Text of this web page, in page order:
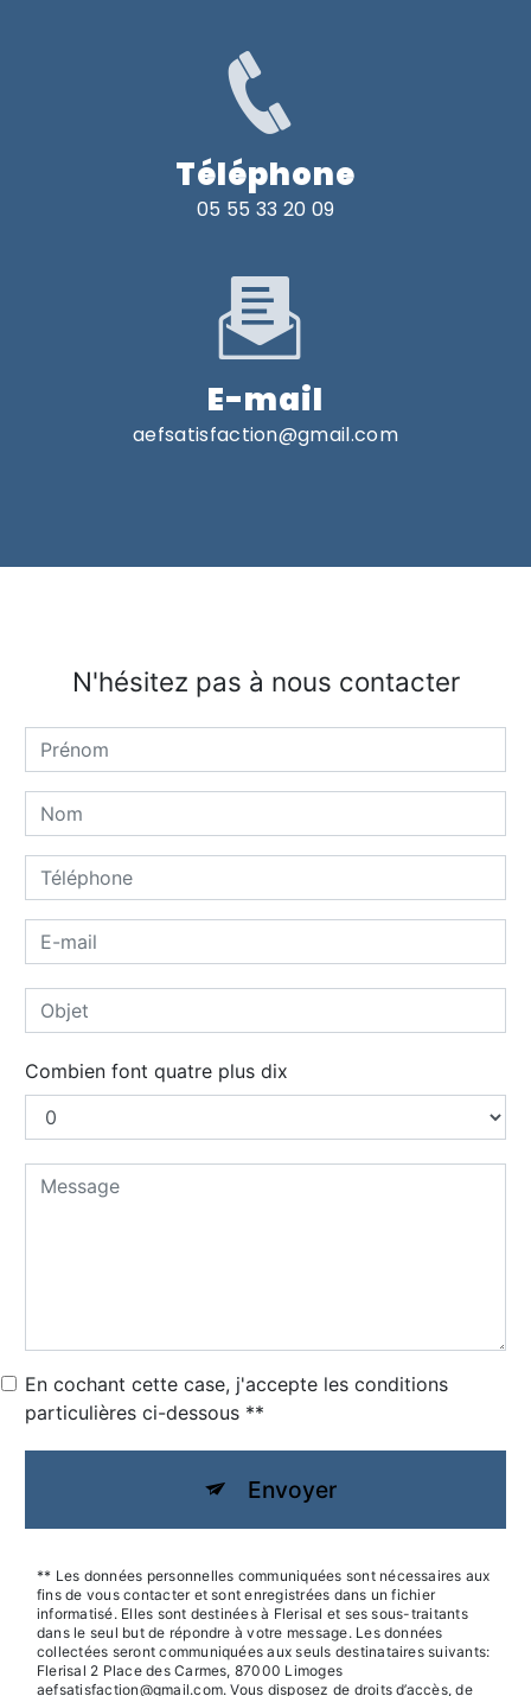
Téléphone
05 55 33 20 09
E-mail
aefsatisfaction@gmail.com
N'hésitez pas à nous contacter
Combien font quatre plus dix
En cochant cette case, j'accepte les conditions
particulières ci-dessous **
Envoyer
** Les données personnelles communiquées sont nécessaires aux
fins de vous contacter et sont enregistrées dans un fichier
informatisé. Elles sont destinées à Flerisal et ses sous-traitants
dans le seul but de répondre à votre message. Les données
collectées seront communiquées aux seuls destinataires suivants:
Flerisal 2 Place des Carmes, 87000 Limoges
aefsatisfaction@gmail.com. Vous disposez de droits d’accès, de